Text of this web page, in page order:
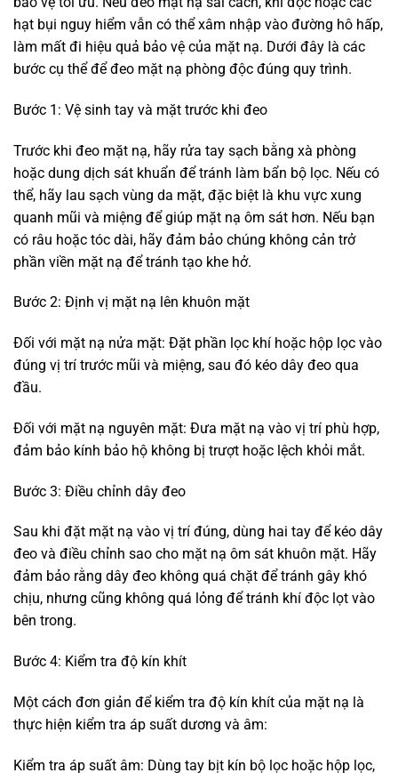
hạt bụi nguy hiểm vẫn có thể xâm nhập vào đường hô hấp,
làm mất đi hiệu quả bảo vệ của mặt nạ. Dưới đây là các
bước cụ thể để đeo mặt nạ phòng độc đúng quy trình.
Bước 1: Vệ sinh tay và mặt trước khi đeo
Trước khi đeo mặt nạ, hãy rửa tay sạch bằng xà phòng
hoặc dung dịch sát khuẩn để tránh làm bẩn bộ lọc. Nếu có
thể, hãy lau sạch vùng da mặt, đặc biệt là khu vực xung
quanh mũi và miệng để giúp mặt nạ ôm sát hơn. Nếu bạn
có râu hoặc tóc dài, hãy đảm bảo chúng không cản trở
phần viền mặt nạ để tránh tạo khe hở.
Bước 2: Định vị mặt nạ lên khuôn mặt
Đối với mặt nạ nửa mặt: Đặt phần lọc khí hoặc hộp lọc vào
đúng vị trí trước mũi và miệng, sau đó kéo dây đeo qua
đầu.
Đối với mặt nạ nguyên mặt: Đưa mặt nạ vào vị trí phù hợp,
đảm bảo kính bảo hộ không bị trượt hoặc lệch khỏi mắt.
Bước 3: Điều chỉnh dây đeo
Sau khi đặt mặt nạ vào vị trí đúng, dùng hai tay để kéo dây
đeo và điều chỉnh sao cho mặt nạ ôm sát khuôn mặt. Hãy
đảm bảo rằng dây đeo không quá chặt để tránh gây khó
chịu, nhưng cũng không quá lỏng để tránh khí độc lọt vào
bên trong.
Bước 4: Kiểm tra độ kín khít
Một cách đơn giản để kiểm tra độ kín khít của mặt nạ là
thực hiện kiểm tra áp suất dương và âm:
Kiểm tra áp suất âm: Dùng tay bịt kín bộ lọc hoặc hộp lọc,